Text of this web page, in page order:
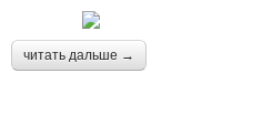
читать дальше →